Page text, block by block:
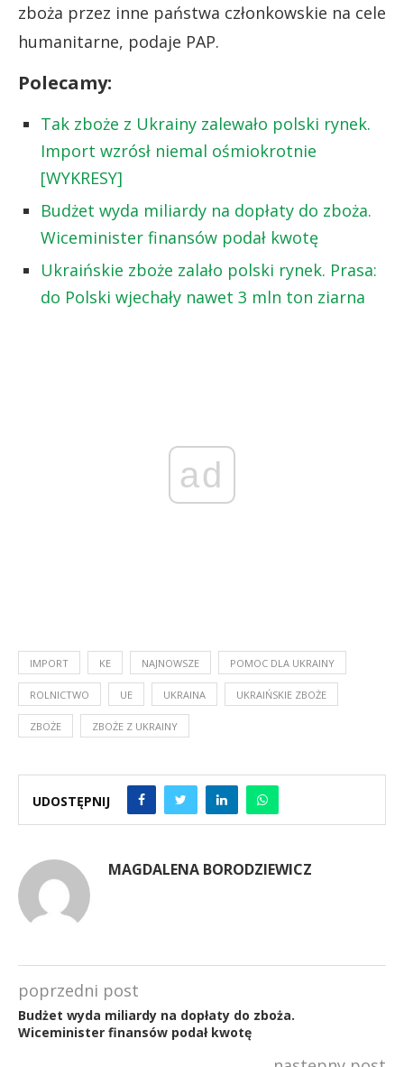
zboża przez inne państwa członkowskie na cele
humanitarne, podaje PAP.
Polecamy:
Tak zboże z Ukrainy zalewało polski rynek.
Import wzrósł niemal ośmiokrotnie
[WYKRESY]
Budżet wyda miliardy na dopłaty do zboża.
Wiceminister finansów podał kwotę
Ukraińskie zboże zalało polski rynek. Prasa:
do Polski wjechały nawet 3 mln ton ziarna
ad
IMPORT KE NAJNOWSZE POMOC DLA UKRAINY
ROLNICTWO UE UKRAINA UKRAIŃSKIE ZBOŻE
ZBOŻE ZBOŻE Z UKRAINY
UDOSTĘPNIJ
MAGDALENA BORODZIEWICZ
poprzedni post
Budżet wyda miliardy na dopłaty do zboża.
Wiceminister finansów podał kwotę